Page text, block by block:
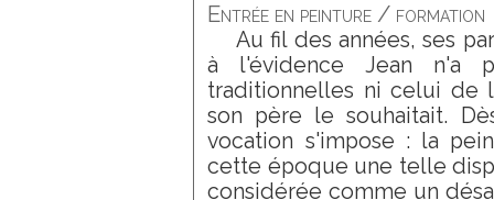
Entrée en peinture / formation
Au fil des années, ses
à l'évidence Jean n'a
traditionnelles ni celui de
son père le souhaitait.
vocation s'impose : la
cette époque une telle
considérée comme un